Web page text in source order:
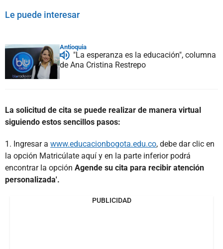
Le puede interesar
Antioquia
"La esperanza es la educación", columna
de Ana Cristina Restrepo
La solicitud de cita se puede realizar de manera virtual
siguiendo estos sencillos pasos:
1. Ingresar a www.educacionbogota.edu.co, debe dar clic en
la opción Matricúlate aquí y en la parte inferior podrá
encontrar la opción Agende su cita para recibir atención
personalizada'.
PUBLICIDAD